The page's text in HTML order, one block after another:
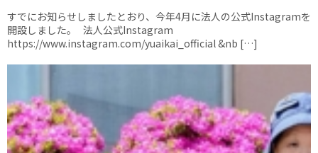
すでにお知らせしましたとおり、今年4月に法人の公式Instagramを
開設しました。 法人公式Instagram
https://www.instagram.com/yuaikai_official &nb […]